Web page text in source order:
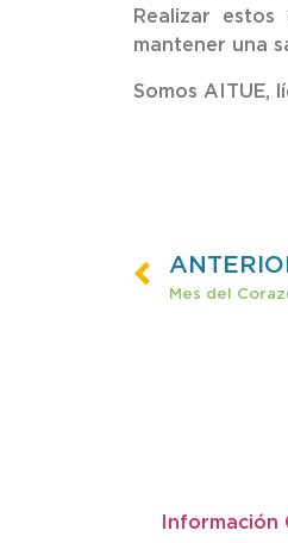
Realizar
mantener una
Somos AITUE,
Mes del
Información